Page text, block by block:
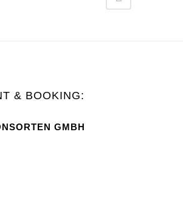
& BOOKING:
GMBH